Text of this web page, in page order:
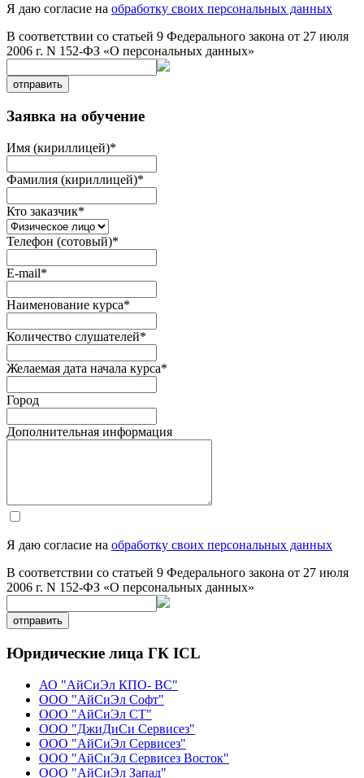
Я даю согласие на обработку своих персональных данных
В соответствии со статьей 9 Федерального закона от 27 июля
2006 г. N 152-ФЗ «О персональных данных»
отправить
Заявка на обучение
Имя (кириллицей)*
Фамилия (кириллицей)*
Кто заказчик*
Телефон (сотовый)*
E-mail*
Наименование курса*
Количество слушателей*
Желаемая дата начала курса*
Город
Дополнительная информация
Я даю согласие на обработку своих персональных данных
В соответствии со статьей 9 Федерального закона от 27 июля
2006 г. N 152-ФЗ «О персональных данных»
отправить
Юридические лица ГК ICL
АО "АйСиЭл КПО- ВС"
ООО "АйСиЭл Софт"
ООО "АйСиЭл СТ"
ООО "ДжиДиСи Сервисез"
ООО "АйСиЭл Сервисез"
ООО "АйСиЭл Сервисез Восток"
ООО "АйСиЭл Запад"